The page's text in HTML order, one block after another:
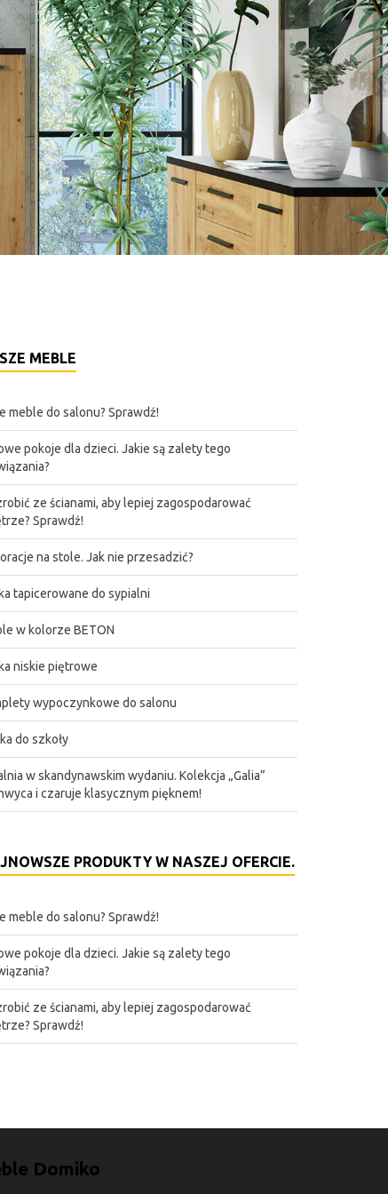
MEBLE
meble do salonu? Sprawdź!
pokoje dla dzieci. Jakie są zalety tego
ze ścianami, aby lepiej zagospodarować
Sprawdź!
na stole. Jak nie przesadzić?
tapicerowane do sypialni
w kolorze BETON
niskie piętrowe
wypoczynkowe do salonu
do szkoły
w skandynawskim wydaniu. Kolekcja „Galia”
i czaruje klasycznym pięknem!
PRODUKTY W NASZEJ OFERCIE.
meble do salonu? Sprawdź!
pokoje dla dzieci. Jakie są zalety tego
ze ścianami, aby lepiej zagospodarować
Sprawdź!
Domiko